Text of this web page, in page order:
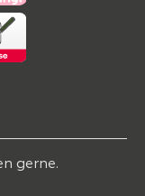
gerne.